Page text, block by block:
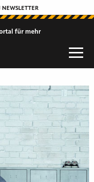
NEWSLETTER
für mehr